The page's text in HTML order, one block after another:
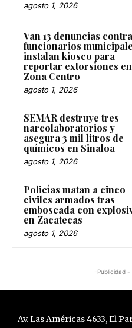
agosto 1, 2026
Van 13 denuncias contra
funcionarios
instalan kiosco para
reportar extorsiones en
Zona Centro
agosto 1, 2026
SEMAR destruye tres
narcolaboratorios y
asegura 3 mil litros de
químicos en Sinaloa
agosto 1, 2026
Policías matan a cinco
civiles armados tras
emboscada con
en Zacatecas
agosto 1, 2026
-Publicidad -
Av. Las Américas 4633, El